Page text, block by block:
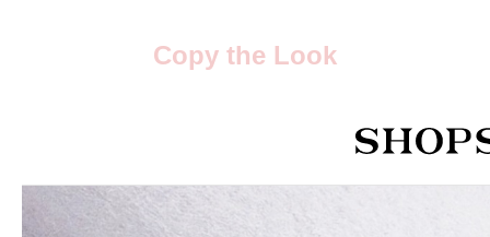
Copy the Look